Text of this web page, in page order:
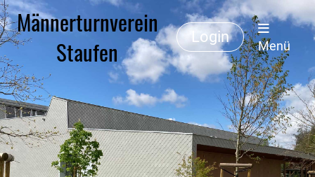
Männerturnverein
Staufen
Login
Menü